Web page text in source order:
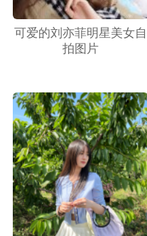
可爱的刘亦菲明星美女自
拍图片